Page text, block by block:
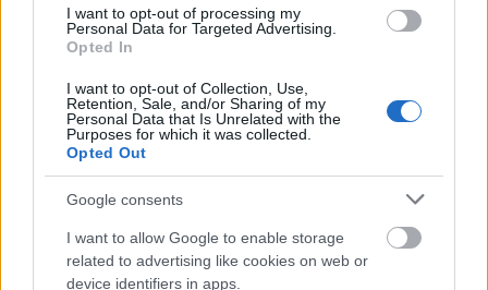
I want to opt-out of processing my
Personal Data for Targeted Advertising.
Opted In
I want to opt-out of Collection, Use,
Retention, Sale, and/or Sharing of my
Personal Data that Is Unrelated with the
Purposes for which it was collected.
Opted Out
Google consents
I want to allow Google to enable storage
related to advertising like cookies on web or
device identifiers in apps.
A 2017-es WannaCry/WannaCryptor esetében
nem titkosítási hiba volt a fájlokban, hanem a
kártevő fizetés-ellenőrző rendszere volt hibás.